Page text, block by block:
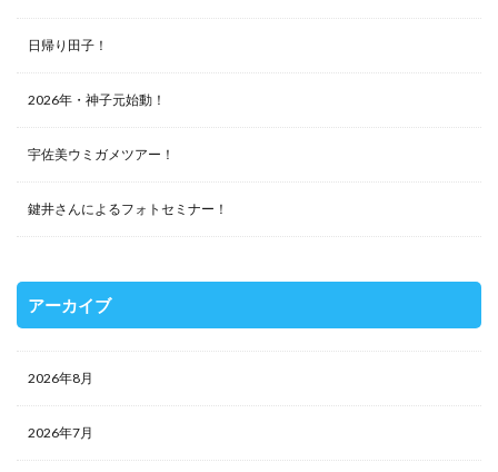
日帰り田子！
2026年・神子元始動！
宇佐美ウミガメツアー！
鍵井さんによるフォトセミナー！
アーカイブ
2026年8月
2026年7月